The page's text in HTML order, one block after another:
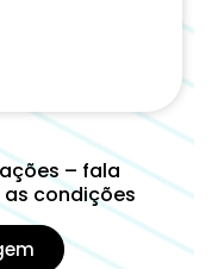
– fala
condições